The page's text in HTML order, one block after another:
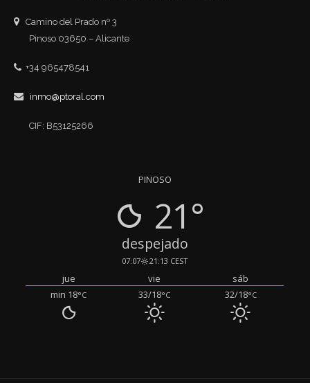
Camino del Prado nº 3
Pinoso 03650 – Alicante
+34 965478541
inmo@ptoral.com
CIF: B53125266
PINOSO
21°
despejado
07:07 21:13 CEST
jue vie
sáb
min 18°C 33/18°C 32/18°C